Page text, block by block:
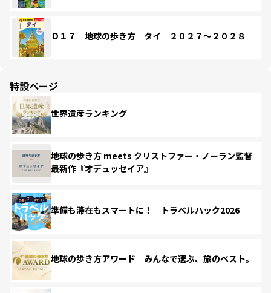
Ｄ１７ 地球の歩き方 タイ ２０２７～２０２８
特設ページ
世界遺産ランキング
地球の歩き方 meets クリストファー・ノーラン監督
最新作『オデュッセイア』
準備も滞在もスマートに！ トラベルハック2026
地球の歩き方アワード みんなで選ぶ、旅のベスト。